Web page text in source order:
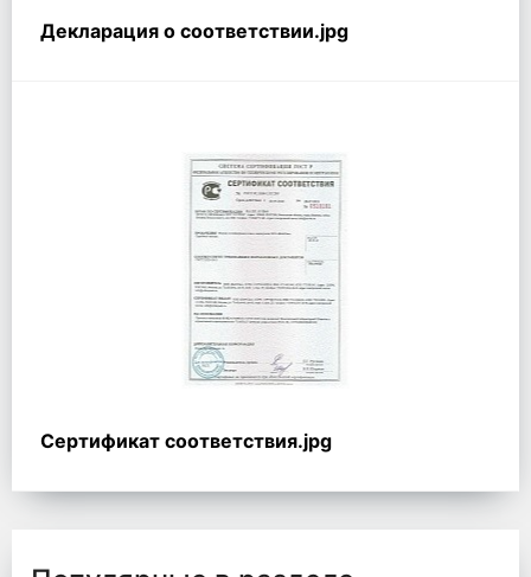
Декларация о соответствии.jpg
Сертификат соответствия.jpg